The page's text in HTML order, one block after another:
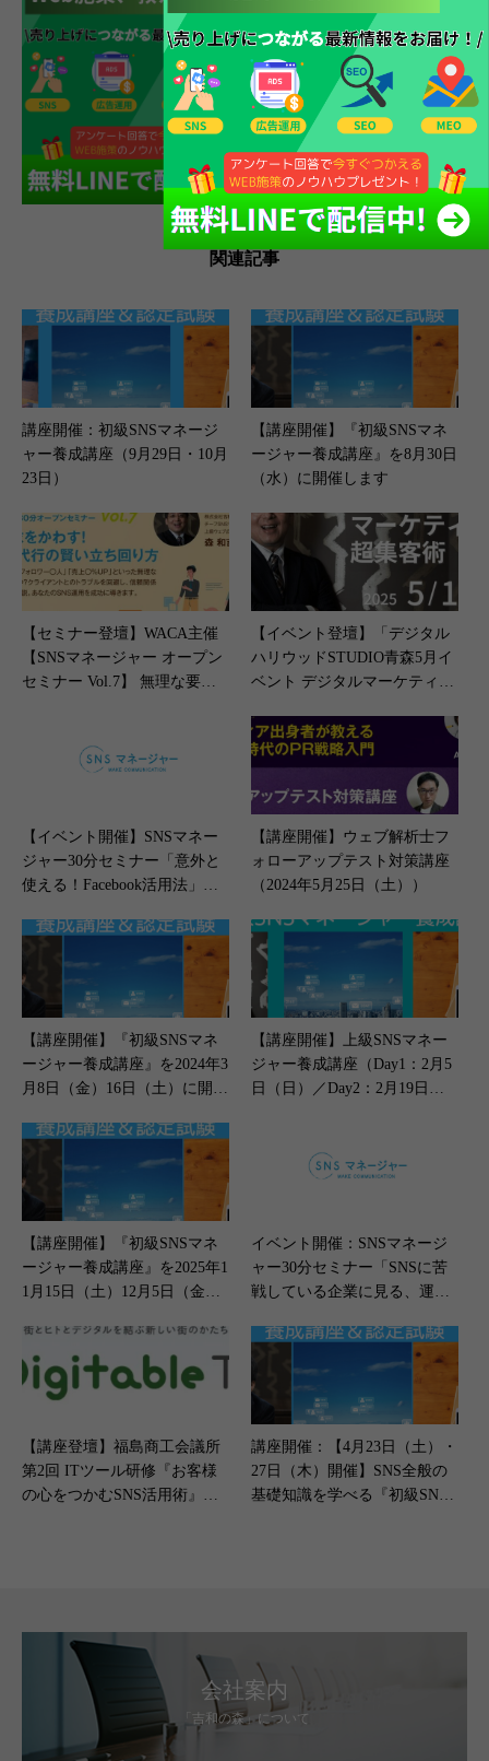
関連記事
講座開催：初級SNSマネージ
ャー養成講座（9月29日・10月
23日）
【講座開催】『初級SNSマネ
ージャー養成講座』を8月30日
（水）に開催します
【セミナー登壇】WACA主催
【SNSマネージャー オープン
セミナー Vol.7】 無理な要求
（月））
【イベント登壇】「デジタル
ハリウッドSTUDIO青森5月イ
ベント デジタルマーケティン
日（土）開催＞
【イベント開催】SNSマネー
ジャー30分セミナー「意外と
使える！Facebook活用法」（4
【講座開催】ウェブ解析士フ
ォローアップテスト対策講座
（2024年5月25日（土））
【講座開催】『初級SNSマネ
ージャー養成講座』を2024年3
月8日（金）16日（土）に開催
【講座開催】上級SNSマネー
ジャー養成講座（Day1：2月5
日（日）／Day2：2月19日
【講座開催】『初級SNSマネ
ージャー養成講座』を2025年1
1月15日（土）12月5日（金）
イベント開催：SNSマネージ
ャー30分セミナー「SNSに苦
戦している企業に見る、運用
（1月12日開催）
【講座登壇】福島商工会議所
第2回 ITツール研修『お客様
の心をつかむSNS活用術』＜2
講座開催：【4月23日（土）・
27日（木）開催】SNS全般の
基礎知識を学べる『初級SNS
会社案内
「吉和の森」について